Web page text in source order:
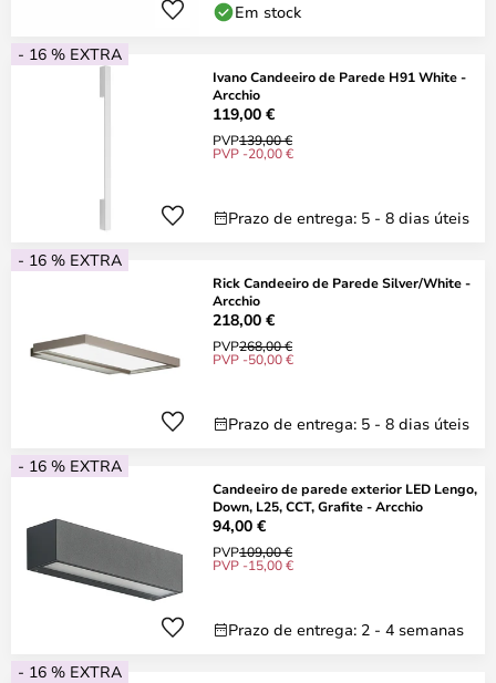
Em stock
- 16 % EXTRA
Ivano Candeeiro de Parede H91 White -
Arcchio
119,00 €
PVP139,00 €
PVP -20,00 €
Prazo de entrega: 5 - 8 dias úteis
- 16 % EXTRA
Rick Candeeiro de Parede Silver/White -
Arcchio
218,00 €
PVP268,00 €
PVP -50,00 €
Prazo de entrega: 5 - 8 dias úteis
- 16 % EXTRA
Candeeiro de parede exterior LED Lengo,
Down, L25, CCT, Grafite - Arcchio
94,00 €
PVP109,00 €
PVP -15,00 €
Prazo de entrega: 2 - 4 semanas
- 16 % EXTRA